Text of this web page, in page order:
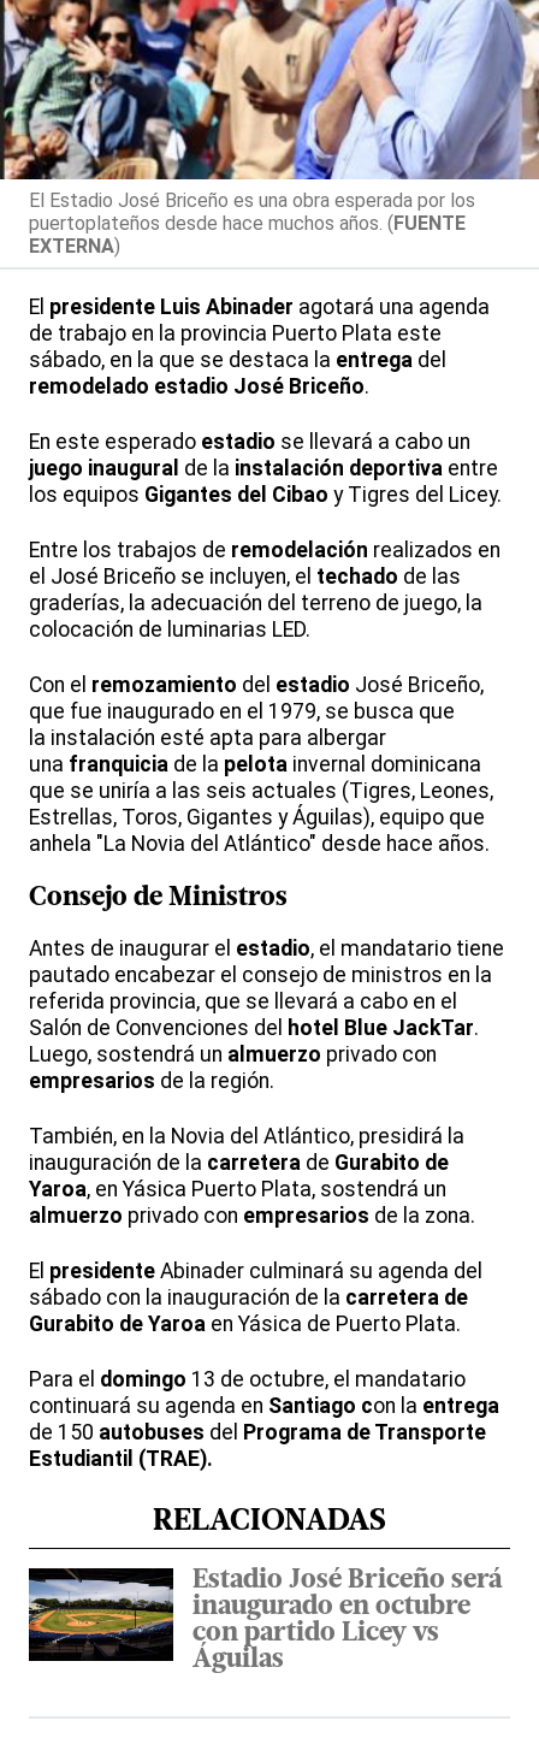
El Estadio José Briceño es una obra esperada por los
puertoplateños desde hace muchos años. (FUENTE
EXTERNA)
El presidente Luis Abinader agotará una agenda
de trabajo en la provincia Puerto Plata este
sábado, en la que se destaca la entrega del
remodelado estadio José Briceño.
En este esperado estadio se llevará a cabo un
juego inaugural de la instalación deportiva entre
los equipos Gigantes del Cibao y Tigres del Licey.
Entre los trabajos de remodelación realizados en
el José Briceño se incluyen, el techado de las
graderías, la adecuación del terreno de juego, la
colocación de luminarias LED.
Con el remozamiento del estadio José Briceño,
que fue inaugurado en el 1979, se busca que
la instalación esté apta para albergar
una franquicia de la pelota invernal dominicana
que se uniría a las seis actuales (Tigres, Leones,
Estrellas, Toros, Gigantes y Águilas), equipo que
anhela "La Novia del Atlántico" desde hace años.
Consejo de Ministros
Antes de inaugurar el estadio, el mandatario tiene
pautado encabezar el consejo de ministros en la
referida provincia, que se llevará a cabo en el
Salón de Convenciones del hotel Blue JackTar.
Luego, sostendrá un almuerzo privado con
empresarios de la región.
También, en la Novia del Atlántico, presidirá la
inauguración de la carretera de Gurabito de
Yaroa, en Yásica Puerto Plata, sostendrá un
almuerzo privado con empresarios de la zona.
El presidente Abinader culminará su agenda del
sábado con la inauguración de la carretera de
Gurabito de Yaroa en Yásica de Puerto Plata.
Para el domingo 13 de octubre, el mandatario
continuará su agenda en Santiago con la entrega
de 150 autobuses del Programa de Transporte
Estudiantil (TRAE).
RELACIONADAS
Estadio José Briceño será
inaugurado en octubre
con partido Licey vs
Águilas